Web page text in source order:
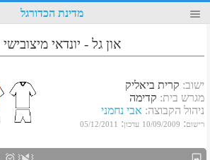
מדינת הכדורגל
און גל - יונדאי מיצובישי
ישוב: קרית ביאליק
מגרש בית: קדימה
ניהול הקבוצה: אבי נחמני
רישום:
10/09/2009 עדכון:
05/12/2011